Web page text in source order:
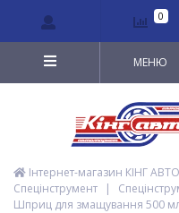
0
МЕНЮ
Інтернет-магазин КІНГ АВТО
Спецінструмент
|
Шприц для змащування 500